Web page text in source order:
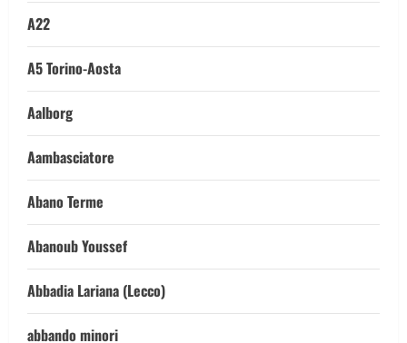
A22
A5 Torino-Aosta
Aalborg
Aambasciatore
Abano Terme
Abanoub Youssef
Abbadia Lariana (Lecco)
abbando minori